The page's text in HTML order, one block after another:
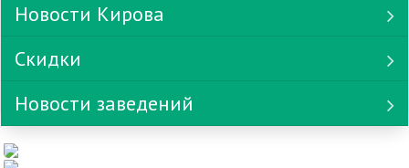
Новости Кирова
Скидки
Новости заведений